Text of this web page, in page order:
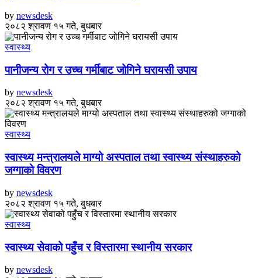
by newsdesk
२०८२ श्रावण १५ गते, बुधबार
स्वास्थ्य
पानीजन्य रोग र उच्च गर्मीबाट जोगिने घरायसी उपाय
by newsdesk
२०८२ श्रावण १५ गते, बुधबार
स्वास्थ्य
स्वास्थ्य मन्त्रालयले माग्यो अस्पताल तथा स्वास्थ्य संस्थाहरुको
जग्गाको विवरण
by newsdesk
२०८२ श्रावण १५ गते, बुधबार
स्वास्थ्य
स्वास्थ्य सेवाको पहुँच र विस्तारमा स्थानीय सरकार
by newsdesk